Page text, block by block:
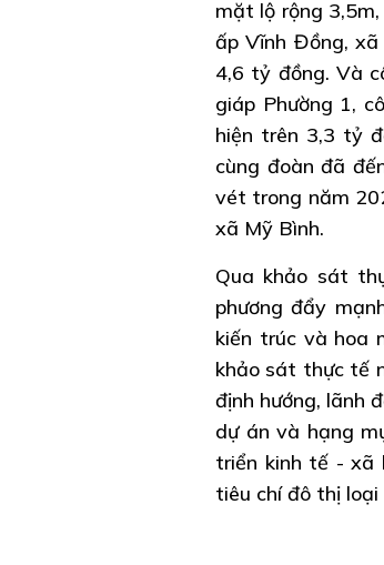
mặt lộ rộng
ấp Vĩnh Đồng, xã
4,6 tỷ đồng. Và
giáp Phường 1,
hiện trên 3,3 tỷ
cùng đoàn đã
vét trong năm
xã Mỹ Bình.
Qua khảo sát
phương đẩy
kiến trúc và hoa
khảo sát thực tế
định hướng, lãnh
dự án và hạng
triển kinh tế - xã
tiêu chí đô thị loại